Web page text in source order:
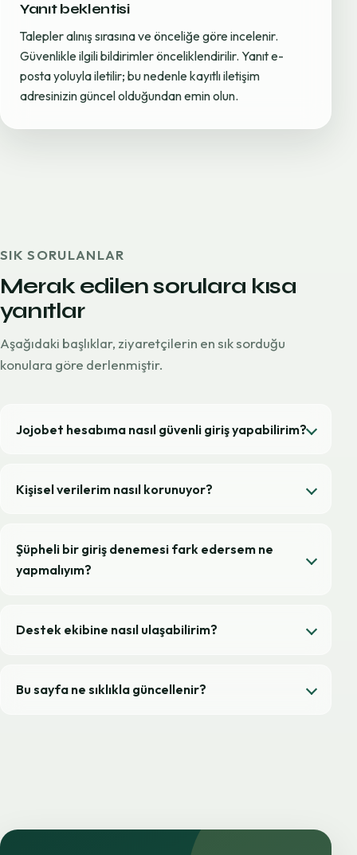
Yanıt beklentisi
Talepler alınış sırasına ve önceliğe göre incelenir.
Güvenlikle ilgili bildirimler önceliklendirilir. Yanıt e-
posta yoluyla iletilir; bu nedenle kayıtlı iletişim
adresinizin güncel olduğundan emin olun.
SIK SORULANLAR
Merak edilen sorulara kısa
yanıtlar
Aşağıdaki başlıklar, ziyaretçilerin en sık sorduğu
konulara göre derlenmiştir.
Jojobet hesabıma nasıl güvenli giriş yapabilirim?
Kişisel verilerim nasıl korunuyor?
Şüpheli bir giriş denemesi fark edersem ne
yapmalıyım?
Destek ekibine nasıl ulaşabilirim?
Bu sayfa ne sıklıkla güncellenir?